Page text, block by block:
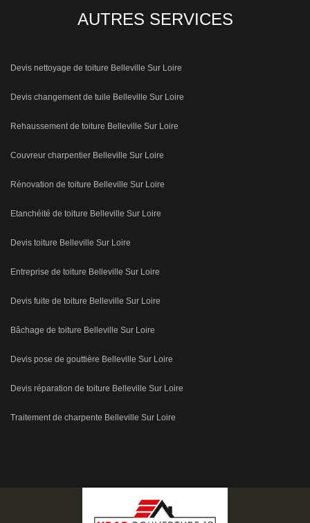
AUTRES SERVICES
Devis nettoyage de toiture Belleville Sur Loire
Devis changement de tuile Belleville Sur Loire
Rehaussement de toiture Belleville Sur Loire
Couvreur charpentier Belleville Sur Loire
Rénovation de toiture Belleville Sur Loire
Etanchéité de toiture Belleville Sur Loire
Devis toiture Belleville Sur Loire
Entreprise de toiture Belleville Sur Loire
Devis fuite de toiture Belleville Sur Loire
Bâchage de toiture Belleville Sur Loire
Devis pose de gouttière Belleville Sur Loire
Devis réparation de toiture Belleville Sur Loire
Traitement de charpente Belleville Sur Loire